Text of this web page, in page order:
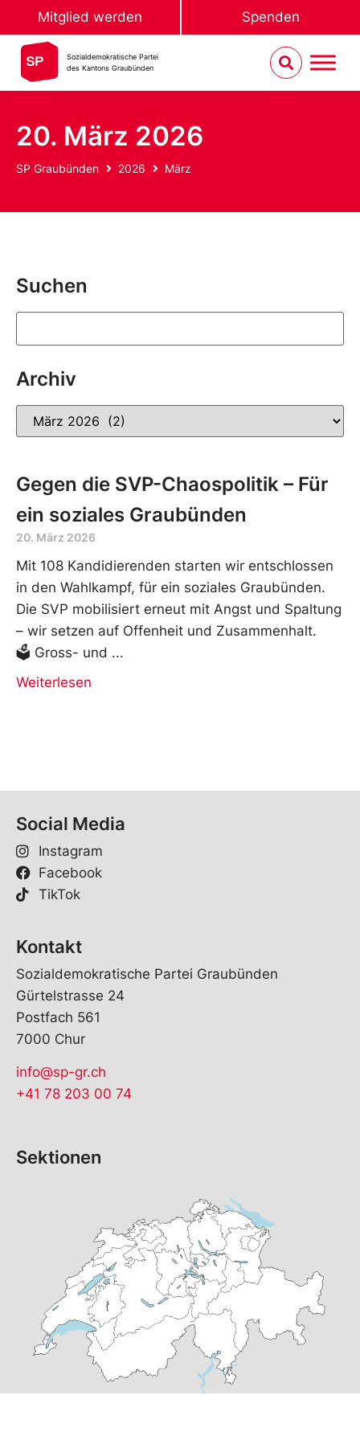
Mitglied werden Spenden
Sozialdemokratische Partei
des Kantons Graubünden
20. März 2026
SP Graubünden 2026 März
Suchen
Archiv
Gegen die SVP-Chaospolitik – Für
ein soziales Graubünden
20. März 2026
Mit 108 Kandidierenden starten wir entschlossen
in den Wahlkampf, für ein soziales Graubünden.
Die SVP mobilisiert erneut mit Angst und Spaltung
– wir setzen auf Offenheit und Zusammenhalt.
🗳️ Gross- und
Weiterlesen
Social Media
Instagram
Facebook
TikTok
Kontakt
Sozialdemokratische Partei Graubünden
Gürtelstrasse 24
Postfach 561
7000 Chur
info@sp-gr.ch
+41 78 203 00 74
Sektionen